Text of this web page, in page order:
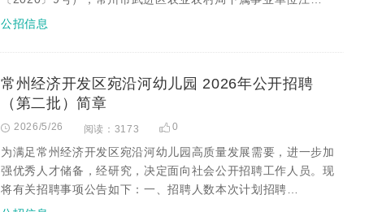
公招信息
常州经济开发区宛沿河幼儿园 2026年公开招聘
（第二批）简章
2026/5/26 阅读：3173 0
为满足常州经济开发区宛沿河幼儿园高质量发展需要，进一步加
强优秀人才储备，经研究，决定面向社会公开招聘工作人员。现
将有关招聘事项公告如下：一、招聘人数本次计划招聘…